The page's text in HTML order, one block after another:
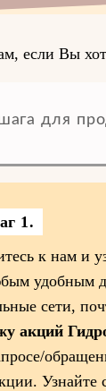
если Вы
для
1.
к нам и
удобным
сети,
акций
Узнайте